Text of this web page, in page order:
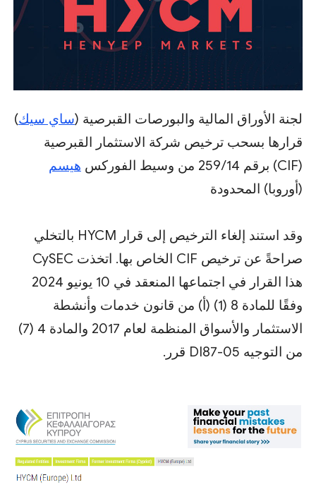
لجنة الأوراق المالية والبورصات القبرصية (ساي سيك)
قرارها بسحب ترخيص شركة الاستثمار القبرصية
(CIF) برقم 259/14 من وسيط الفوركس
هيسم
(أوروبا) المحدودة
وقد استند إلغاء الترخيص إلى قرار HYCM بالتخلي
صراحةً عن ترخيص CIF الخاص بها. اتخذت CySEC
هذا القرار في اجتماعها المنعقد في 10 يونيو 2024
وفقًا للمادة 8 (1) (أ) من قانون خدمات وأنشطة
الاستثمار والأسواق المنظمة لعام 2017 والمادة 4 (7)
من التوجيه DI87-05 قرر.